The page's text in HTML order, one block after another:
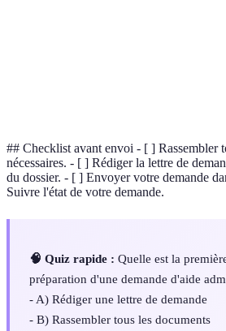
## Checklist avant envoi - [ ] Rassembler
nécessaires. - [ ] Rédiger la lettre de
du dossier. - [ ] Envoyer votre demande
Suivre l'état de votre demande.
🧠 Quiz rapide : Quelle est la
préparation d'une demande d'aide
- A) Rédiger une lettre de demande
- B) Rassembler tous les documents